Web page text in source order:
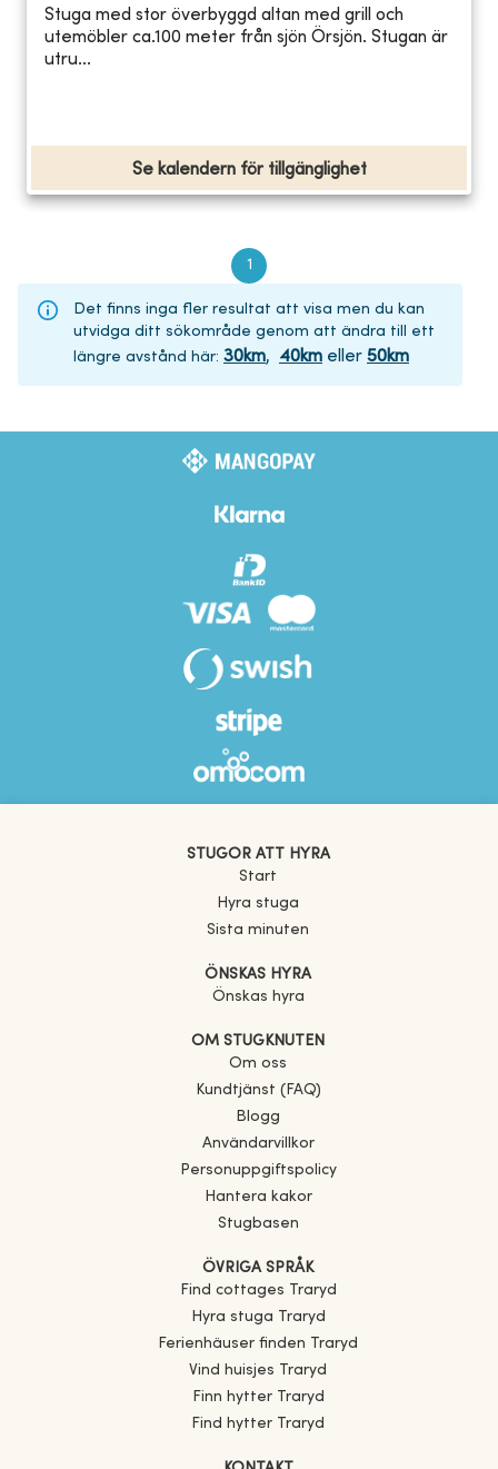
Stuga med stor överbyggd altan med grill och
utemöbler ca.100 meter från sjön Örsjön. Stugan är
utru...
Se kalendern för tillgänglighet
1
Det finns inga fler resultat att visa men du kan
utvidga ditt sökområde genom att ändra till ett
längre avstånd här: 30km, 40km eller 50km
STUGOR ATT HYRA
Start
Hyra stuga
Sista minuten
ÖNSKAS HYRA
Önskas hyra
OM STUGKNUTEN
Om oss
Kundtjänst (FAQ)
Blogg
Användarvillkor
Personuppgiftspolicy
Hantera kakor
Stugbasen
ÖVRIGA SPRÅK
Find cottages Traryd
Hyra stuga Traryd
Ferienhäuser finden Traryd
Vind huisjes Traryd
Finn hytter Traryd
Find hytter Traryd